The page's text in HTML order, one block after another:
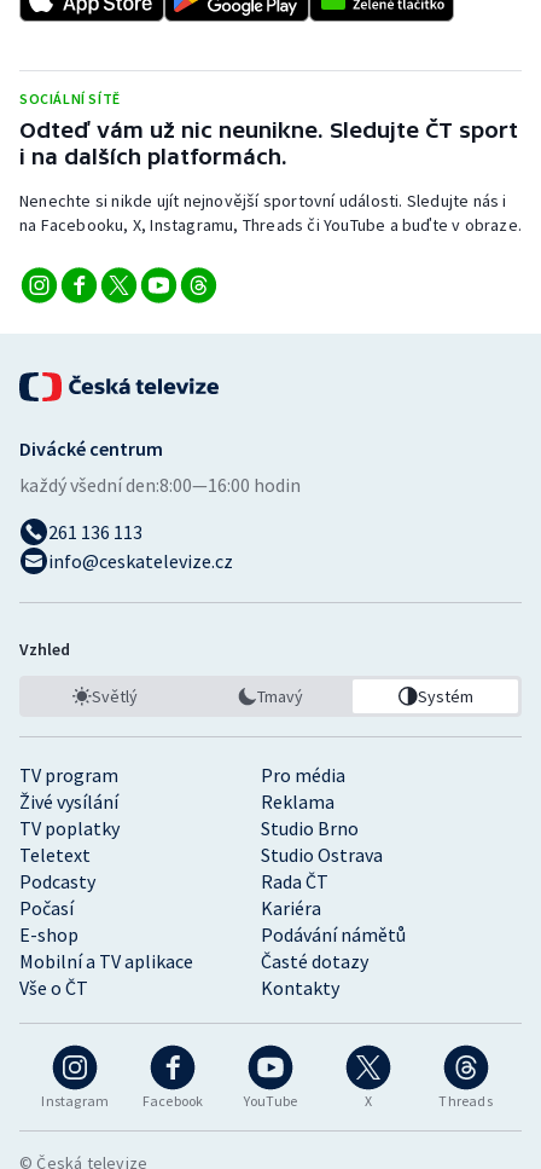
Stolní tenis
Triatlon
Veslování
Vodní slalom
Volejbal
Ostatní
SOCIÁLNÍ SÍTĚ
Odteď vám už nic neunikne. Sledujte ČT sport
i na dalších platformách.
Nenechte si nikde ujít nejnovější sportovní události. Sledujte nás i
na Facebooku, X, Instagramu, Threads či YouTube a buďte v obraze.
Instagram Facebook YouTube X Threads
TV program
Pro média
Živé vysílání
Reklama
TV poplatky
Studio Brno
Teletext
Studio Ostrava
Podcasty
Rada ČT
Počasí
Kariéra
E-shop
Podávání námětů
Mobilní a TV aplikace
Časté dotazy
Vše o ČT
Kontakty
Divácké centrum
každý všední den:8:00—16:00 hodin
261 136 113
info@ceskatelevize.cz
Vzhled
Světlý Tmavý Systém
© Česká televize